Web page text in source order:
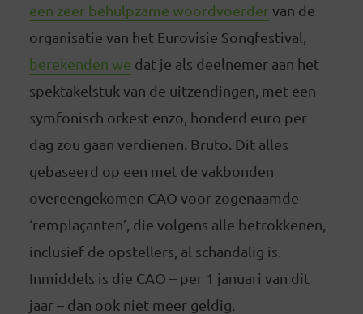
een zeer behulpzame woordvoerdervan de
organisatie van het Eurovisie Songfestival,
berekenden we dat je als deelnemer aan het
spektakelstuk van de uitzendingen, met een
symfonisch orkest enzo, honderd euro per
dag zou gaan verdienen. Bruto. Dit alles
gebaseerd op een met de vakbonden
overeengekomen CAO voor zogenaamde
‘remplaçanten’, die volgens alle betrokkenen,
inclusief de opstellers, al schandalig is.
Inmiddels is die CAO – per 1 januari van dit
jaar – dan ook niet meer geldig.